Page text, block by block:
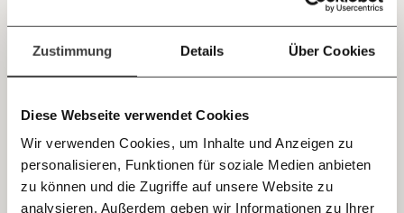
Zustimmung Details Über Cookies
Diese Webseite verwendet Cookies
Wir verwenden Cookies, um Inhalte und Anzeigen zu
personalisieren, Funktionen für soziale Medien anbieten
zu können und die Zugriffe auf unsere Website zu
analysieren. Außerdem geben wir Informationen zu Ihrer
Jetzt
einfach
teilen.
E-Mail
Unterhaltszahlungen von beispielsweise 1.200 Euro
Antragstellung etwa 2.770 Euro netto auf dem Konto
haben.
Die Staatsbürgerschaft ist eine
Preisfrage
Dadurch fallen viele Menschen schon einmal durch